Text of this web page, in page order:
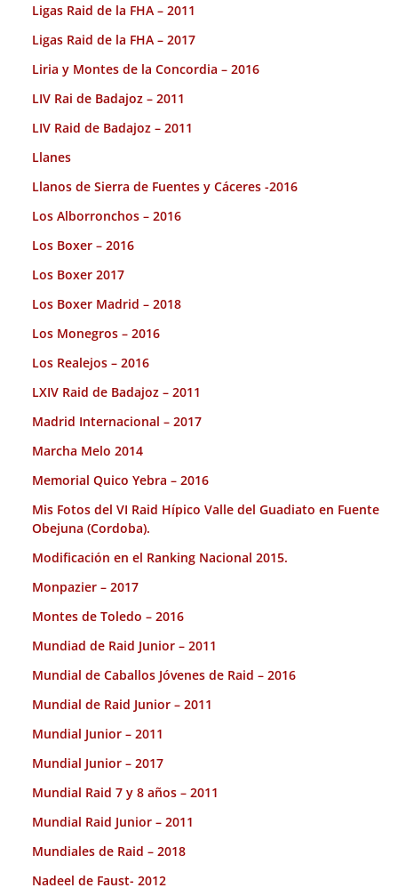
Ligas Raid de la FHA – 2011
Ligas Raid de la FHA – 2017
Liria y Montes de la Concordia – 2016
LIV Rai de Badajoz – 2011
LIV Raid de Badajoz – 2011
Llanes
Llanos de Sierra de Fuentes y Cáceres -2016
Los Alborronchos – 2016
Los Boxer – 2016
Los Boxer 2017
Los Boxer Madrid – 2018
Los Monegros – 2016
Los Realejos – 2016
LXIV Raid de Badajoz – 2011
Madrid Internacional – 2017
Marcha Melo 2014
Memorial Quico Yebra – 2016
Mis Fotos del VI Raid Hípico Valle del Guadiato en Fuente
Obejuna (Cordoba).
Modificación en el Ranking Nacional 2015.
Monpazier – 2017
Montes de Toledo – 2016
Mundiad de Raid Junior – 2011
Mundial de Caballos Jóvenes de Raid – 2016
Mundial de Raid Junior – 2011
Mundial Junior – 2011
Mundial Junior – 2017
Mundial Raid 7 y 8 años – 2011
Mundial Raid Junior – 2011
Mundiales de Raid – 2018
Nadeel de Faust- 2012